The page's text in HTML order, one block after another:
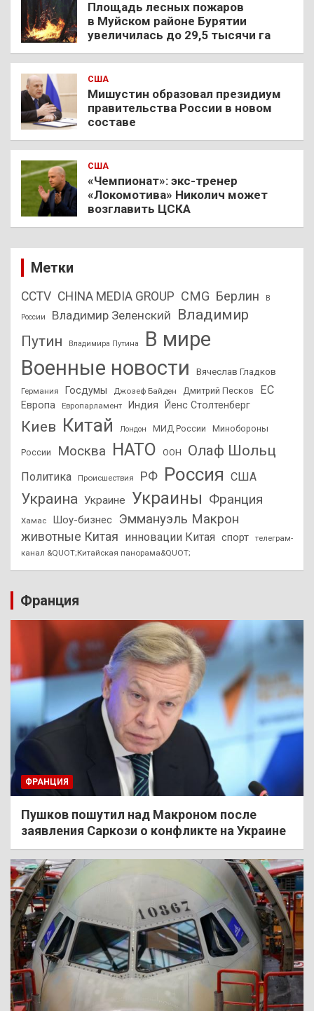
Площадь лесных пожаров
в Муйском районе Бурятии
увеличилась до 29,5 тысячи га
США
Мишустин образовал президиум
правительства России в новом
составе
США
«Чемпионат»: экс-тренер
«Локомотива» Николич может
возглавить ЦСКА
Метки
CCTV CHINA MEDIA GROUP CMG Берлин В
России Владимир Зеленский Владимир
Путин
Владимира Путина
В мире
Военные новости
Вячеслав Гладков
Германия Госдумы Джозеф Байден Дмитрий Песков ЕС
Европа Европарламент Индия Йенс Столтенберг
Киев Китай Лондон МИД России Минобороны
России Москва НАТО ООН Олаф Шольц
Политика Происшествия РФ Россия США
Украина Украине Украины Франция
Хамас Шоу-бизнес Эммануэль Макрон
животные Китая инновации Китая спорт
телеграм-
канал &QUOT;Китайская панорама&QUOT;
Франция
ФРАНЦИЯ
Пушков пошутил над Макроном после
заявления Саркози о конфликте на Украине